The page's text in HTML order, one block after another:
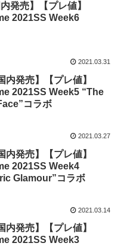
内発売】【プレ値】
2021SS Week6
2021.03.31
内発売】【プレ値】
2021SS Week5 “The
コラボ
2021.03.27
内発売】【プレ値】
2021SS Week4
Glamour”コラボ
2021.03.14
内発売】【プレ値】
2021SS Week3